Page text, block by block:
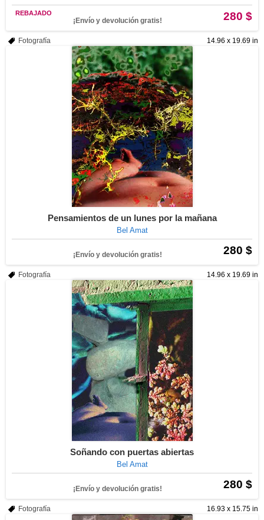
280 $
REBAJADO
¡Envío y devolución gratis!
14.96 x 19.69 in
Fotografía
Pensamientos de un lunes por la mañana
Bel Amat
280 $
¡Envío y devolución gratis!
14.96 x 19.69 in
Fotografía
Soñando con puertas abiertas
Bel Amat
280 $
¡Envío y devolución gratis!
16.93 x 15.75 in
Fotografía